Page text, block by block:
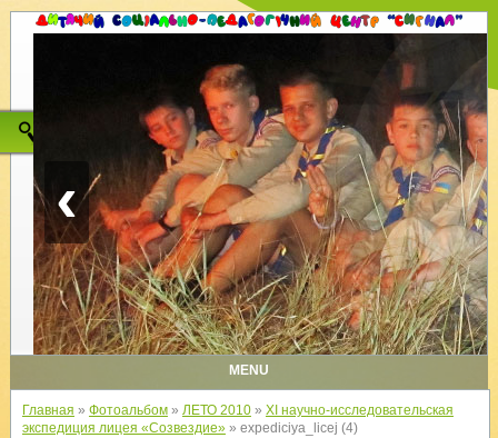
‹
MENU
Главная » Фотоальбом» ЛЕТО 2010» XI научно-исследовательская
экспедиция лицея «Созвездие»» expediciya_licej (4)